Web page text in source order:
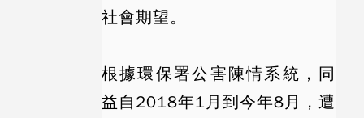
社會期望。
根據環保署公害陳情系統，同
益自2018年1月到今年8月，遭